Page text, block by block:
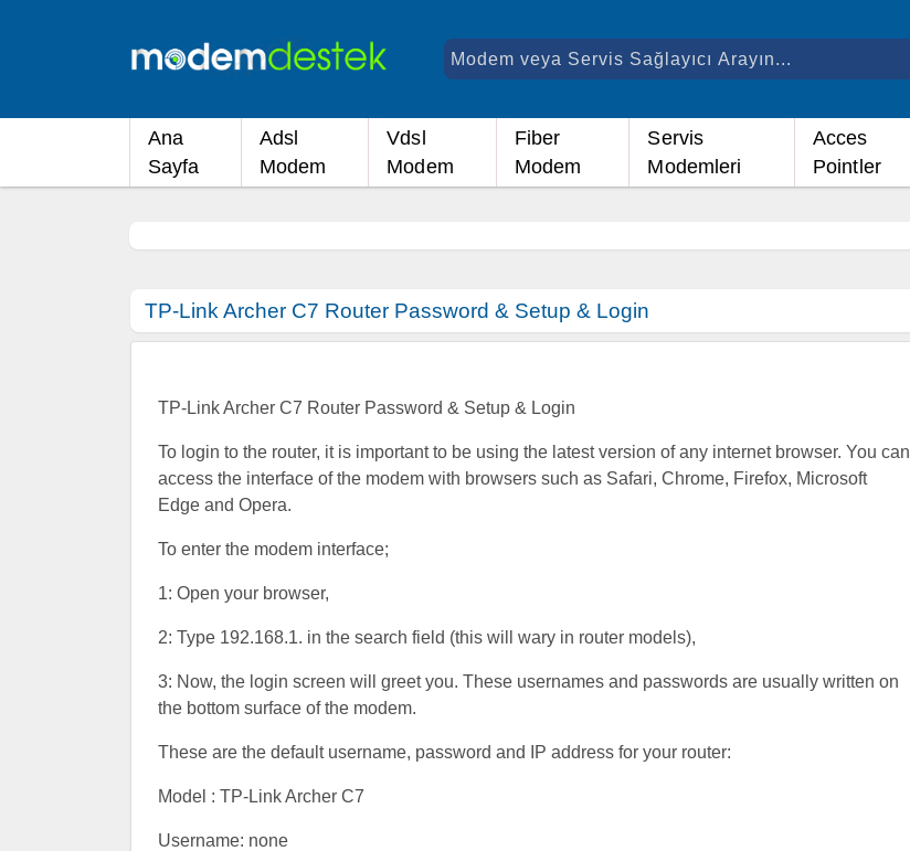
Ana
Sayfa
Adsl
Modem
Vdsl
Modem
Fiber
Modem
Servis
Modemleri
Acces
Pointler
TP-Link Archer C7 Router Password & Setup & Login
TP-Link Archer C7 Router Password & Setup & Login
To login to the router, it is important to be using the latest version of any internet browser. You can
access the interface of the modem with browsers such as Safari, Chrome, Firefox, Microsoft
Edge and Opera.
To enter the modem interface;
1: Open your browser,
2: Type 192.168.1. in the search field (this will wary in router models),
3: Now, the login screen will greet you. These usernames and passwords are usually written on
the bottom surface of the modem.
These are the default username, password and IP address for your router:
Model : TP-Link Archer C7
Username: none